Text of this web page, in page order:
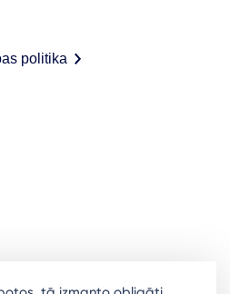
politika